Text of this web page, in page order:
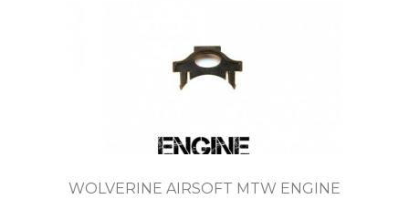
WOLVERINE AIRSOFT MTW ENGINE